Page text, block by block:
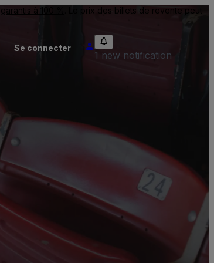
garantis à 100 %
. Le prix des billets de revente peut
Se connecter
1 new notification